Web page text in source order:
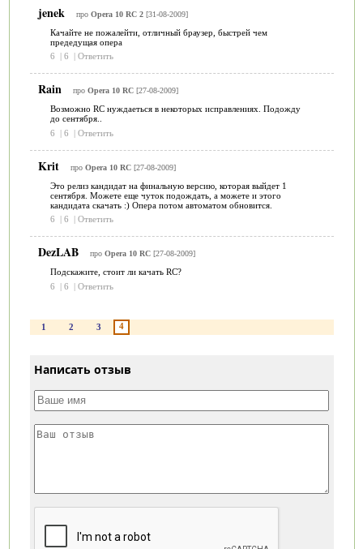
jenek про Opera 10 RC 2[31-08-2009]
Качайте не пожалейти, отличный браузер, быстрей чем
предедущая опера
6
| 6 | Ответить
Rain про Opera 10 RC[27-08-2009]
Возможно RC нуждаеться в некоторых исправлениях. Подожду
до сентября..
6
| 6 | Ответить
Krit про Opera 10 RC[27-08-2009]
Это релиз кандидат на финальную версию, которая выйдет 1
сентября. Можете еще чуток подождать, а можете и этого
кандидата скачать :) Опера потом автоматом обновится.
6
| 6 | Ответить
DezLAB про Opera 10 RC[27-08-2009]
Подскажите, стоит ли качать RC?
6
| 6 | Ответить
1 2 3 4
Написать отзыв